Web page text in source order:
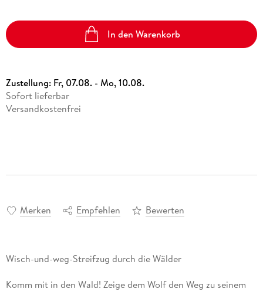
In den Warenkorb
Zustellung: Fr, 07.08. - Mo, 10.08.
Sofort lieferbar
Versandkostenfrei
Merken Empfehlen Bewerten
Wisch-und-weg-Streifzug durch die Wälder
Komm mit in den Wald! Zeige dem Wolf den Weg zu seinem